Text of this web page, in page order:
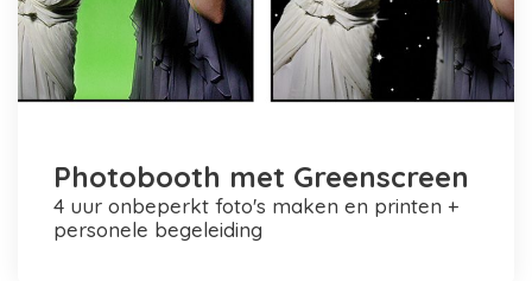
Photobooth met Greenscreen
4 uur onbeperkt foto's maken en printen +
personele begeleiding